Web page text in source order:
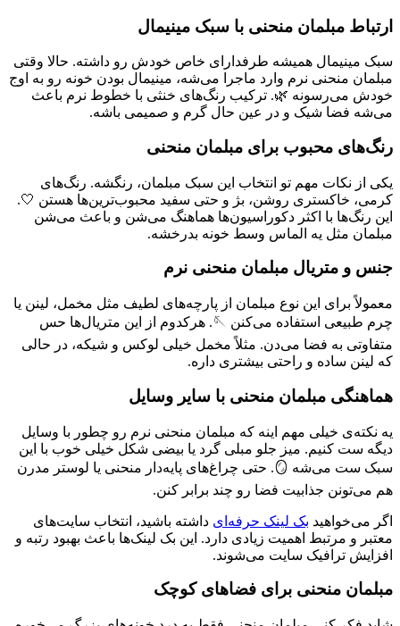
ارتباط مبلمان منحنی با سبک مینیمال
سبک مینیمال همیشه طرفدارای خاص خودش رو داشته. حالا وقتی
مبلمان منحنی نرم وارد ماجرا می‌شه، مینیمال بودن خونه رو به اوج
خودش می‌رسونه 🌿. ترکیب رنگ‌های خنثی با خطوط نرم باعث
می‌شه فضا شیک و در عین حال گرم و صمیمی باشه.
رنگ‌های محبوب برای مبلمان منحنی
یکی از نکات مهم تو انتخاب این سبک مبلمان، رنگشه. رنگ‌های
کرمی، خاکستری روشن، بژ و حتی سفید محبوب‌ترین‌ها هستن 🤍.
این رنگ‌ها با اکثر دکوراسیون‌ها هماهنگ می‌شن و باعث می‌شن
مبلمان مثل یه الماس وسط خونه بدرخشه.
جنس و متریال مبلمان منحنی نرم
معمولاً برای این نوع مبلمان از پارچه‌های لطیف مثل مخمل، لینن یا
چرم طبیعی استفاده می‌کنن 🪡. هرکدوم از این متریال‌ها حس
متفاوتی به فضا می‌دن. مثلاً مخمل خیلی لوکس و شیکه، در حالی
که لینن ساده و راحتی بیشتری داره.
هماهنگی مبلمان منحنی با سایر وسایل
یه نکته‌ی خیلی مهم اینه که مبلمان منحنی نرم رو چطور با وسایل
دیگه ست کنیم. میز جلو مبلی گرد یا بیضی شکل خیلی خوب با این
سبک ست می‌شه 🪞. حتی چراغ‌های پایه‌دار منحنی یا لوستر مدرن
هم می‌تونن جذابیت فضا رو چند برابر کنن.
اگر می‌خواهید بک لینک حرفه‌ای داشته باشید، انتخاب سایت‌های
معتبر و مرتبط اهمیت زیادی دارد. این بک لینک‌ها باعث بهبود رتبه و
افزایش ترافیک سایت می‌شوند.
مبلمان منحنی برای فضاهای کوچک